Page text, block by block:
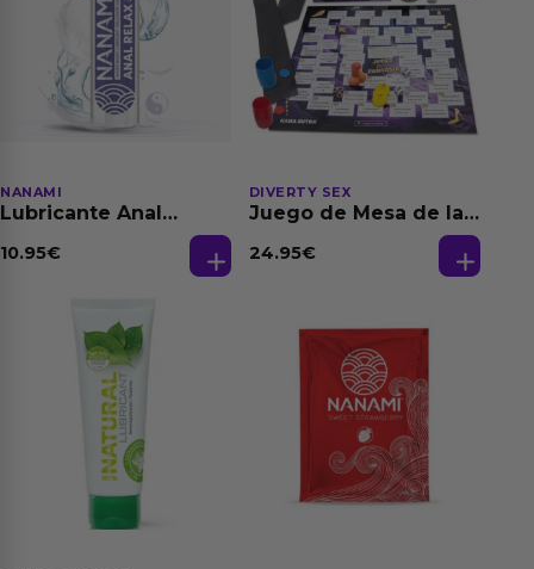
NANAMI
Lubricante Anal
Dilatación Base Agua
10.95€
DIVERTY SEX
Juego de Mesa de las
24.95€